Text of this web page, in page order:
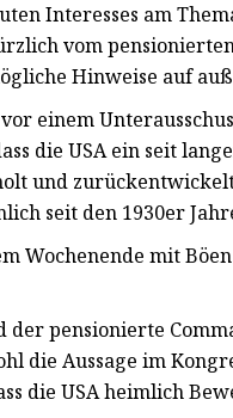
Interesses am
vom
Hinweise auf
einem
die USA ein seit
und
seit den 1930er
Wochenende mit
pensionierte
die Aussage im
die USA heimlich